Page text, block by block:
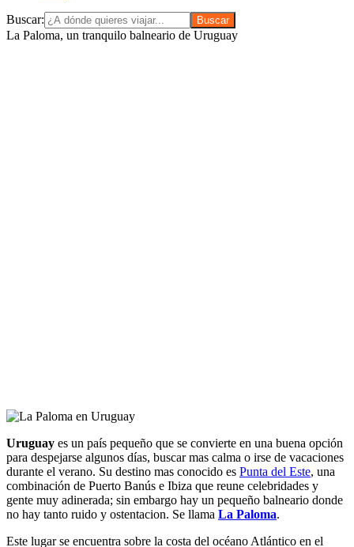
Buscar:
La Paloma, un tranquilo balneario de Uruguay
Uruguay es un país pequeño que se convierte en una buena opción
para despejarse algunos días, buscar mas calma o irse de vacaciones
durante el verano. Su destino mas conocido es Punta del Este, una
combinación de Puerto Banús e Ibiza que reune celebridades y
gente muy adinerada; sin embargo hay un pequeño balneario donde
no hay tanto ruido y ostentacion. Se llama La Paloma.
Este lugar se encuentra sobre la costa del océano Atlántico en el